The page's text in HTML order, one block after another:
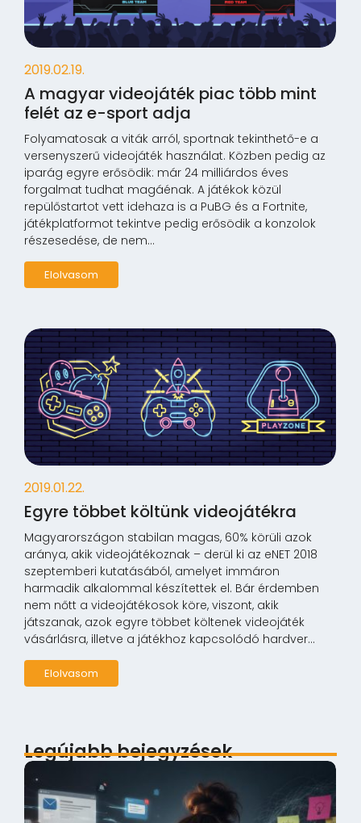
2019.02.19.
A magyar videojáték piac több mint
felét az e-sport adja
Folyamatosak a viták arról, sportnak tekinthető-e a
versenyszerű videojáték használat. Közben pedig az
iparág egyre erősödik: már 24 milliárdos éves
forgalmat tudhat magáénak. A játékok közül
repülőstartot vett idehaza is a PuBG és a Fortnite,
játékplatformot tekintve pedig erősödik a konzolok
részesedése, de nem...
Elolvasom
2019.01.22.
Egyre többet költünk videojátékra
Magyarországon stabilan magas, 60% körüli azok
aránya, akik videojátékoznak – derül ki az eNET 2018
szeptemberi kutatásából, amelyet immáron
harmadik alkalommal készítettek el. Bár érdemben
nem nőtt a videojátékosok köre, viszont, akik
játszanak, azok egyre többet költenek videojáték
vásárlásra, illetve a játékhoz kapcsolódó hardver...
Elolvasom
Legújabb bejegyzések